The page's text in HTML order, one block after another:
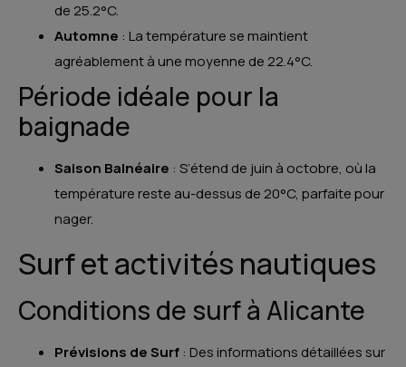
de 25.2°C.
Automne : La température se maintient
agréablement à une moyenne de 22.4°C.
Période idéale pour la
baignade
Saison Balnéaire : S’étend de juin à octobre, où la
température reste au-dessus de 20°C, parfaite pour
nager.
Surf et activités nautiques
Conditions de surf à Alicante
Prévisions de Surf : Des informations détaillées sur